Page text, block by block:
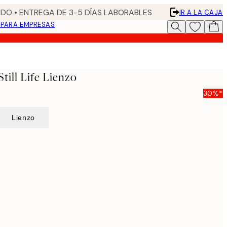
• ENTREGA DE 3-5 DÍAS LABORABLES
IR A LA CAJA
PARA EMPRESAS
Life Lienzo
30%*
Lienzo